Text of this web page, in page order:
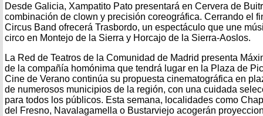
Desde Galicia, Xampatito Pato presentará en Cervera de
combinación de clown y precisión coreográfica. Cerrando el
Circus Band ofrecerá Trasbordo, un espectáculo que une
circo en Montejo de la Sierra y Horcajo de la Sierra-Aoslos.
La Red de Teatros de la Comunidad de Madrid presenta
de la compañía homónima que tendrá lugar en la Plaza de
Cine de Verano continúa su propuesta cinematográfica en
de numerosos municipios de la región, con una cuidada
para todos los públicos. Esta semana, localidades como
del Fresno, Navalagamella o Bustarviejo acogerán